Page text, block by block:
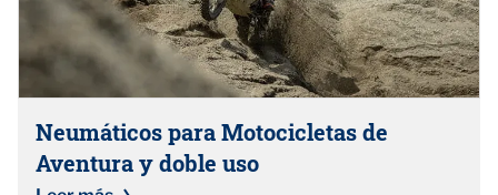
Neumáticos para Motocicletas de
Aventura y doble uso